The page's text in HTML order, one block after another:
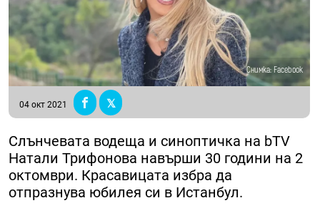
Снимка: Facebook
04 окт 2021
Слънчевата водеща и синоптичка на bTV
Натали Трифонова навърши 30 години на 2
октомври. Красавицата избра да
отпразнува юбилея си в Истанбул.